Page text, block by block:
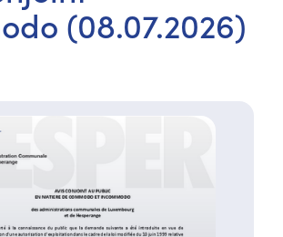
(08.07.2026)